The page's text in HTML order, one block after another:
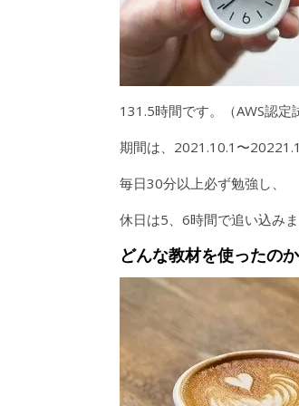
131.5時間です。（AWS認定
期間は、2021.10.1〜
毎日30分以上必ず勉強し、
休日は5、6時間で追い込み
どんな教材を使ったの